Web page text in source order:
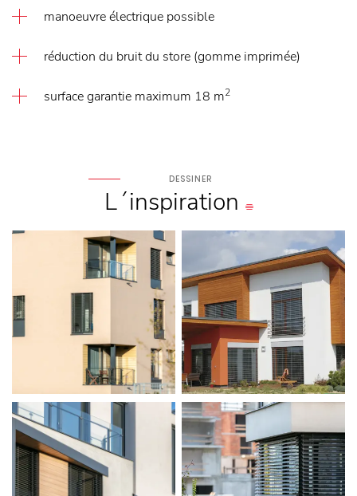
manoeuvre électrique possible
réduction du bruit du store (gomme imprimée)
surface garantie maximum 18 m2
DESSINER
L´inspiration